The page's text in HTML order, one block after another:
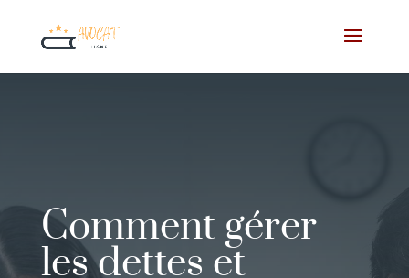
Comment gérer
les dettes et